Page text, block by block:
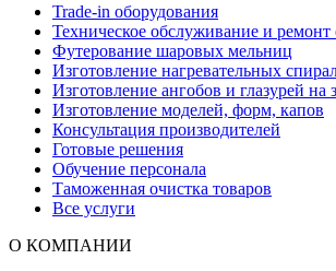
Trade-in оборудования
Техническое обслуживание и ремонт
Футерование шаровых мельниц
Изготовление нагревательных
Изготовление ангобов и глазурей на
Изготовление моделей, форм, капов
Консультация производителей
Готовые решения
Обучение персонала
Таможенная очистка товаров
Все услуги
О КОМПАНИИ